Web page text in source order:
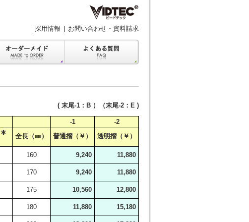
お問い合わせ・資料請求
採用情報
( 末尾-1：B ）（末尾-2：E )
-1
-2
全長（㎜） 普通摺（￥） 透明摺（￥）
160 9,240
11,880
170 9,240
11,880
175 10,560
12,800
180 11,880
15,180